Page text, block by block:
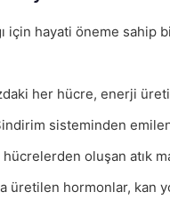
için hayati öneme sahip
her hücre, enerji
sisteminden emilen
hücrelerden oluşan atık
üretilen hormonlar, kan